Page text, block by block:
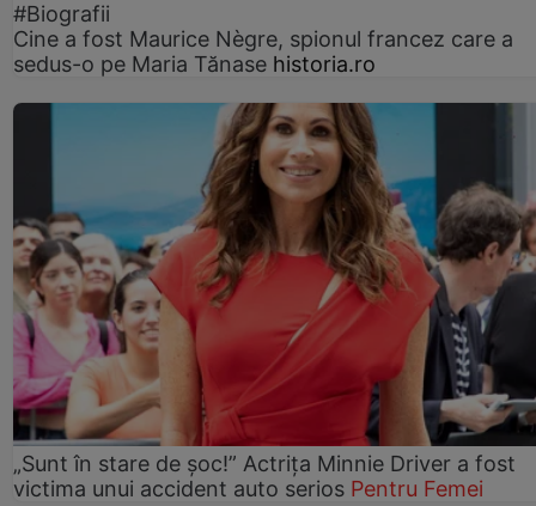
#Biografii
Cine a fost Maurice Nègre, spionul francez care a
sedus-o pe Maria Tănase historia.ro
„Sunt în stare de șoc!” Actrița Minnie Driver a fost
victima unui accident auto serios Pentru Femei